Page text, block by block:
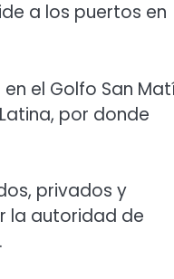
a los puertos en
el Golfo San
por donde
privados y
la autoridad de